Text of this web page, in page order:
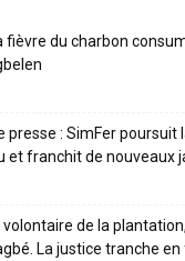
fièvre du charbon
presse : SimFer poursuit
et franchit de nouveaux
volontaire de la
La justice tranche en